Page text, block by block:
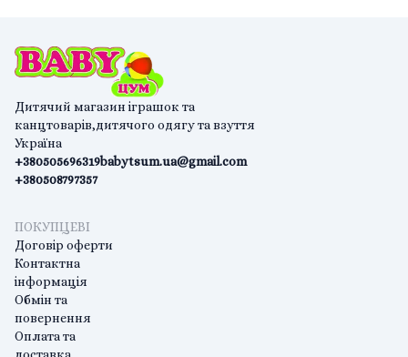
Дитячий магазин іграшок та
канцтоварів,дитячого одягу та взуття
Україна
+380505696319
+380508797357
babytsum.ua@gmail.com
ПОКУПЦЕВІ
Договір оферти
Контактна
інформація
Обмін та
повернення
Оплата та